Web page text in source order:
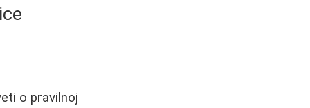
o pravilnoj